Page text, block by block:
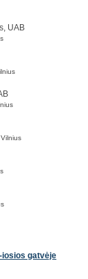
UAB
iosios gatvėje